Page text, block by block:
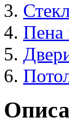
Пена